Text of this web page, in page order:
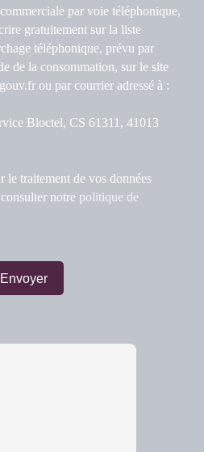
par voie téléphonique,
gratuitement sur la liste
téléphonique, prévu par
de la consommation, sur le site
ou par courrier adressé à :
Bloctel, CS 61311, 41013
le traitement de vos données
notre politique de
Envoyer